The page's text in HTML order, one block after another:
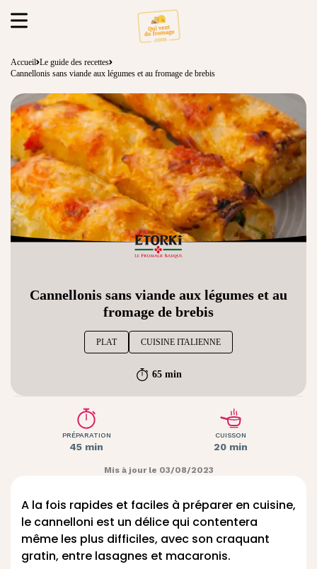
Accueil Le guide des recettes
Cannellonis sans viande aux légumes et au fromage de brebis
Cannellonis sans viande aux légumes et au
fromage de brebis
PLAT CUISINE ITALIENNE
65 min
PRÉPARATION
45 min
CUISSON
20 min
Mis à jour le 03/08/2023
A la fois rapides et faciles à préparer en cuisine,
le cannelloni est un délice qui contentera
même les plus difficiles, avec son craquant
gratin, entre lasagnes et macaronis.